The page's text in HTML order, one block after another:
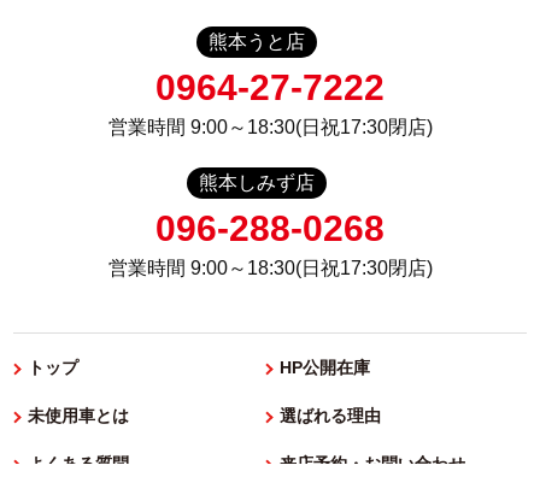
熊本うと店
0964-27-7222
営業時間 9:00～18:30(日祝17:30閉店)
熊本しみず店
096-288-0268
営業時間 9:00～18:30(日祝17:30閉店)
トップ
未使用車とは
よくある質問
HP公開在庫
選ばれる理由
来店予約・お問い合わせ